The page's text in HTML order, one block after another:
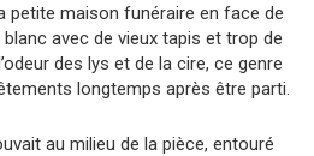
petite maison funéraire en face de
avec de vieux tapis et trop de
des lys et de la cire, ce genre
longtemps après être parti.
au milieu de la pièce, entouré